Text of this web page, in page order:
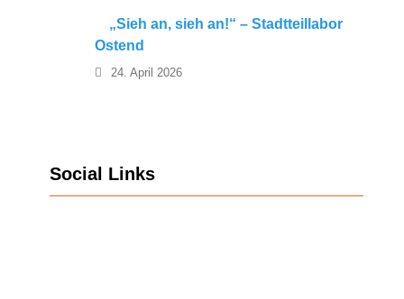
„Sieh an, sieh an!“ – Stadtteillabor
Ostend
24. April 2026
Social Links